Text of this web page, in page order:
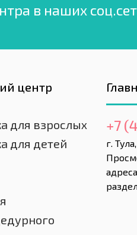
в наших
центр
для взрослых
для детей
+7
г.